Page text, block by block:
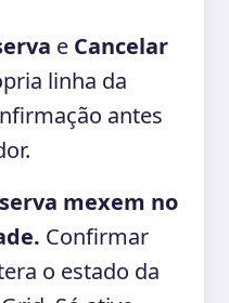
e Cancelar
linha da
antes
mexem no
Confirmar
o estado da